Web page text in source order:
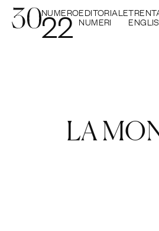
NUMERO
22 EDITORIALE
NUMERI
LA